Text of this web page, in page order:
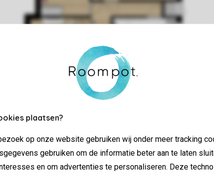
plaatsen?
op onze website gebruiken wij onder meer tracking
gebruiken om de informatie beter aan te laten
en om advertenties te personaliseren. Deze